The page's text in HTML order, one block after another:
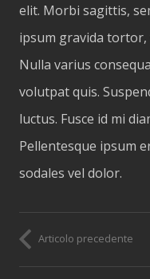
elit. Morbi sagittis,
ipsum gravida
Nulla varius
volutpat quis.
luctus. Fusce id mi
Pellentesque ipsum
sodales vel dolor.
Articolo precedente